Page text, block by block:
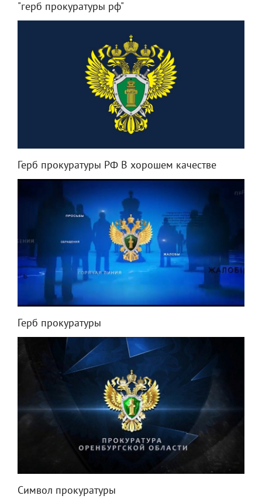
"герб прокуратуры рф"
Герб прокуратуры РФ В хорошем качестве
Герб прокуратуры
Символ прокуратуры